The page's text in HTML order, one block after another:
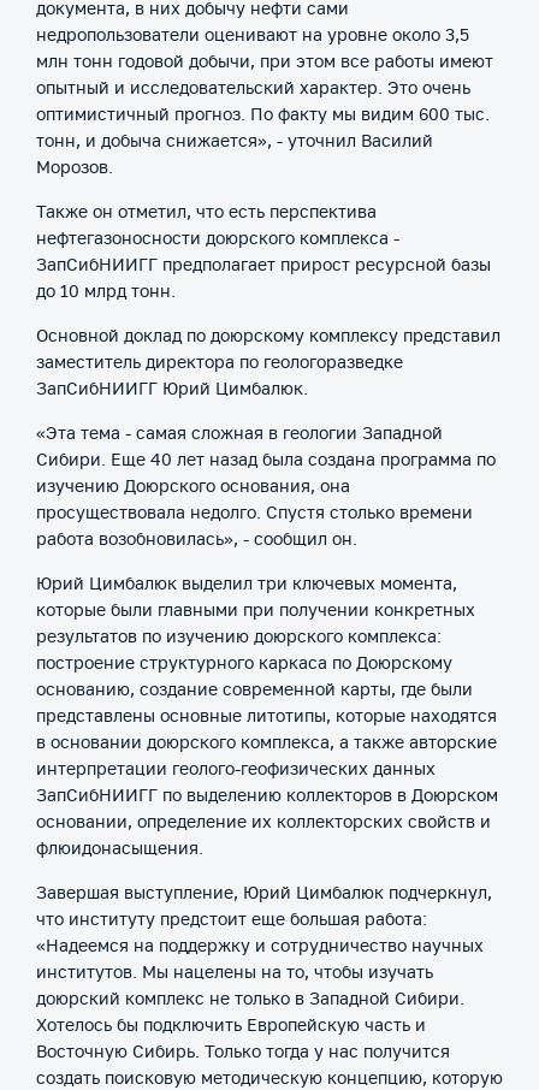
документа, в них добычу нефти сами
недропользователи оценивают на уровне около 3,5
млн тонн годовой добычи, при этом все работы имеют
опытный и исследовательский характер. Это очень
оптимистичный прогноз. По факту мы видим 600 тыс.
тонн, и добыча снижается», - уточнил Василий
Морозов.
Также он отметил, что есть перспектива
нефтегазоносности доюрского комплекса -
ЗапСибНИИГГ предполагает прирост ресурсной базы
до 10 млрд тонн.
Основной доклад по доюрскому комплексу представил
заместитель директора по геологоразведке
ЗапСибНИИГГ Юрий Цимбалюк.
«Эта тема - самая сложная в геологии Западной
Сибири. Еще 40 лет назад была создана программа по
изучению Доюрского основания, она
просуществовала недолго. Спустя столько времени
работа возобновилась», - сообщил он.
Юрий Цимбалюк выделил три ключевых момента,
которые были главными при получении конкретных
результатов по изучению доюрского комплекса:
построение структурного каркаса по Доюрскому
основанию, создание современной карты, где были
представлены основные литотипы, которые находятся
в основании доюрского комплекса, а также авторские
интерпретации геолого-геофизических данных
ЗапСибНИИГГ по выделению коллекторов в Доюрском
основании, определение их коллекторских свойств и
флюидонасыщения.
Завершая выступление, Юрий Цимбалюк подчеркнул,
что институту предстоит еще большая работа:
«Надеемся на поддержку и сотрудничество научных
институтов. Мы нацелены на то, чтобы изучать
доюрский комплекс не только в Западной Сибири.
Хотелось бы подключить Европейскую часть и
Восточную Сибирь. Только тогда у нас получится
создать поисковую методическую концепцию, которую